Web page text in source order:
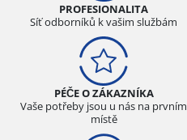
PROFESIONALITA
Síť odborníků k vašim službám
PÉČE O ZÁKAZNÍKA
Vaše potřeby jsou u nás na prvním
místě